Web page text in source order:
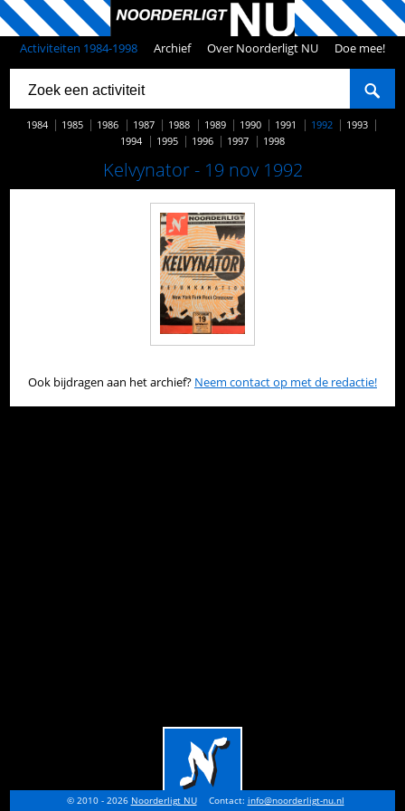
Activiteiten 1984-1998 Archief Over Noorderligt NU Doe mee!
1984 1985 1986 1987 1988 1989 1990 1991 1992
1993
1994
1995 1996 1997 1998
Kelvynator - 19 nov 1992
Ook bijdragen aan het archief? Neem contact op met de redactie!
© 2010 - 2026 Noorderligt NU Contact: info@noorderligt-nu.nl